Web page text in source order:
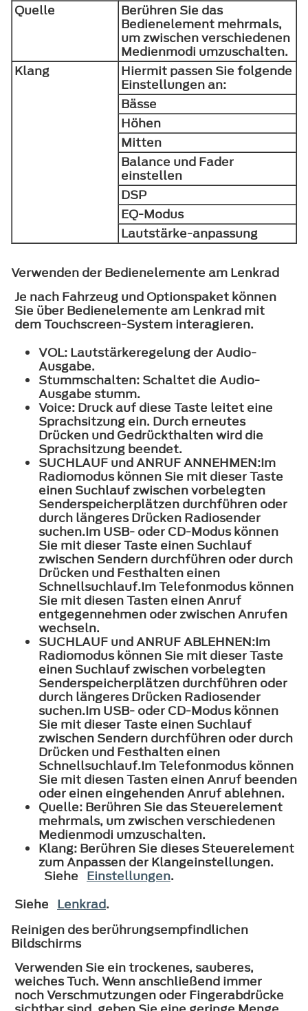
Quelle
Berühren Sie das
Bedienelement mehrmals,
um zwischen verschiedenen
Medienmodi umzuschalten.
Klang
Hiermit passen Sie folgende
Einstellungen an:
Bässe
Höhen
Mitten
Balance und Fader
einstellen
DSP
EQ-Modus
Lautstärke-anpassung
Verwenden der Bedienelemente am Lenkrad
Je nach Fahrzeug und Optionspaket können
Sie über Bedienelemente am Lenkrad mit
dem Touchscreen-System interagieren.
VOL: Lautstärkeregelung der Audio-
Ausgabe.
Stummschalten: Schaltet die Audio-
Ausgabe stumm.
Voice: Druck auf diese Taste leitet eine
Sprachsitzung ein. Durch erneutes
Drücken und Gedrückthalten wird die
Sprachsitzung beendet.
SUCHLAUF undANRUF ANNEHMEN:Im
Radiomodus können Sie mit dieser Taste
einen Suchlauf zwischen vorbelegten
Senderspeicherplätzen durchführen oder
durch längeres Drücken Radiosender
suchen.Im USB- oder CD-Modus können
Sie mit dieser Taste einen Suchlauf
zwischen Sendern durchführen oder durch
Drücken und Festhalten einen
Schnellsuchlauf.Im Telefonmodus können
Sie mit diesen Tasten einen Anruf
entgegennehmen oder zwischen Anrufen
wechseln.
SUCHLAUF undANRUF ABLEHNEN:Im
Radiomodus können Sie mit dieser Taste
einen Suchlauf zwischen vorbelegten
Senderspeicherplätzen durchführen oder
durch längeres Drücken Radiosender
suchen.Im USB- oder CD-Modus können
Sie mit dieser Taste einen Suchlauf
zwischen Sendern durchführen oder durch
Drücken und Festhalten einen
Schnellsuchlauf.Im Telefonmodus können
Sie mit diesen Tasten einen Anruf beenden
oder einen eingehenden Anruf ablehnen.
Quelle: Berühren Sie das Steuerelement
mehrmals, um zwischen verschiedenen
Medienmodi umzuschalten.
Klang: Berühren Sie dieses Steuerelement
zum Anpassen der Klangeinstellungen.
Siehe Einstellungen.
Siehe Lenkrad.
Reinigen des berührungsempfindlichen
Bildschirms
Verwenden Sie ein trockenes, sauberes,
weiches Tuch. Wenn anschließend immer
noch Verschmutzungen oder Fingerabdrücke